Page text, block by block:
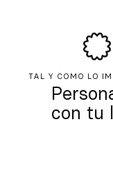
TAL Y COMO LO
con tu